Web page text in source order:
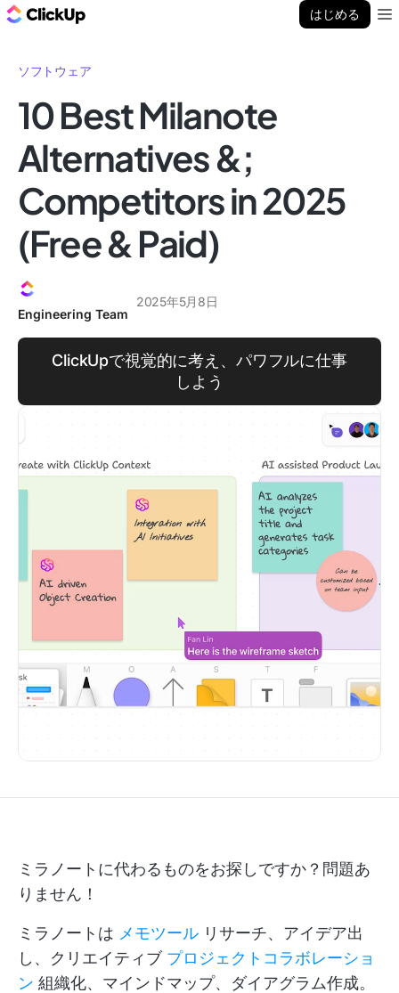
はじめる
ソフトウェア
10 Best Milanote
Alternatives &;
Competitors in 2025
(Free & Paid)
Engineering Team
2025年5月8日
ClickUpで視覚的に考え、パワフルに仕事
しよう
ミラノートに代わるものをお探しですか？問題あ
りません！
ミラノートは メモツール リサーチ、アイデア出
し、クリエイティブ プロジェクトコラボレーショ
ン 組織化、マインドマップ、ダイアグラム作成。